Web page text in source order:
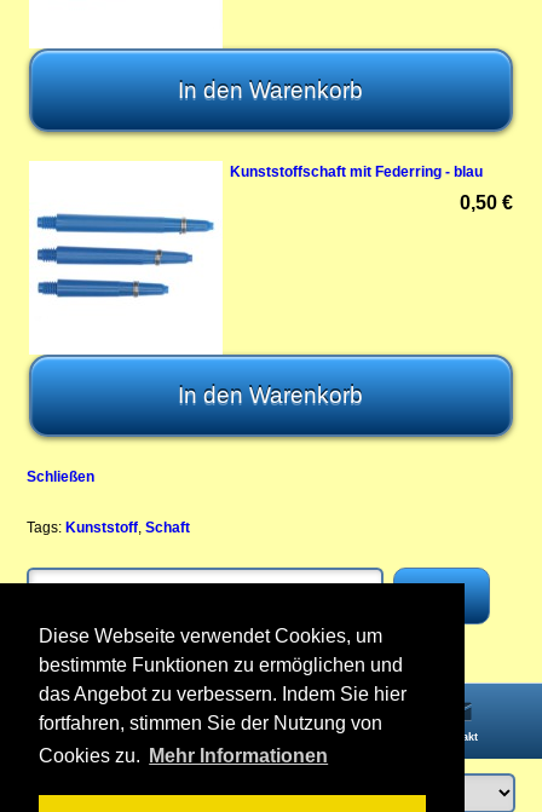
Diese Webseite verwendet Cookies, um
bestimmte Funktionen zu ermöglichen und
das Angebot zu verbessern. Indem Sie hier
fortfahren, stimmen Sie der Nutzung von
Cookies zu.
Mehr Informationen
Kunststoffschaft mit Federring - blau
0,50 €
Schließen
Tags: Kunststoff,Schaft
Konto Kontakt